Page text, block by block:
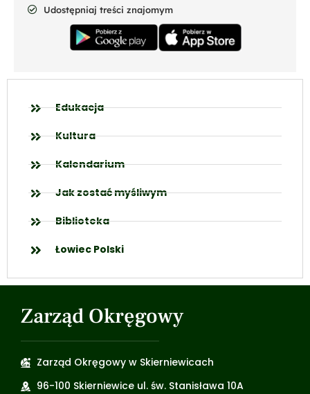
Udostępniaj treści znajomym
Edukacja
Kultura
Kalendarium
Jak zostać myśliwym
Biblioteka
Łowiec Polski
Zarząd Okręgowy
Zarząd Okręgowy w Skierniewicach
96-100 Skierniewice ul. św. Stanisława 10A